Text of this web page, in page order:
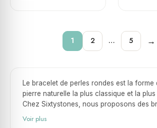
1 2 … 5 →
Le bracelet de perles rondes est la forme
pierre naturelle la plus classique et la plus
Chez Sixtystones, nous proposons des
perles rondes en pierres naturelles dans
diamètres, des plus fins aux plus
Voir plus